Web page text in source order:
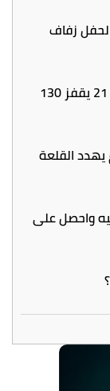
لحفل زفاف
أسعار الذهب في مصر اليوم السبت.. عيار 21 يقفز 130
يهدد القلعة
أودع 100 ألف جنيه واحصل على